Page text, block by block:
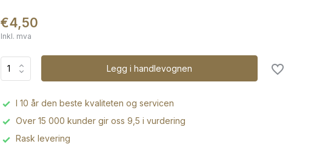
€4,50
Inkl. mva
Legg i handlevognen
I 10 år den beste kvaliteten og servicen
Over 15 000 kunder gir oss 9,5 i vurdering
Rask levering